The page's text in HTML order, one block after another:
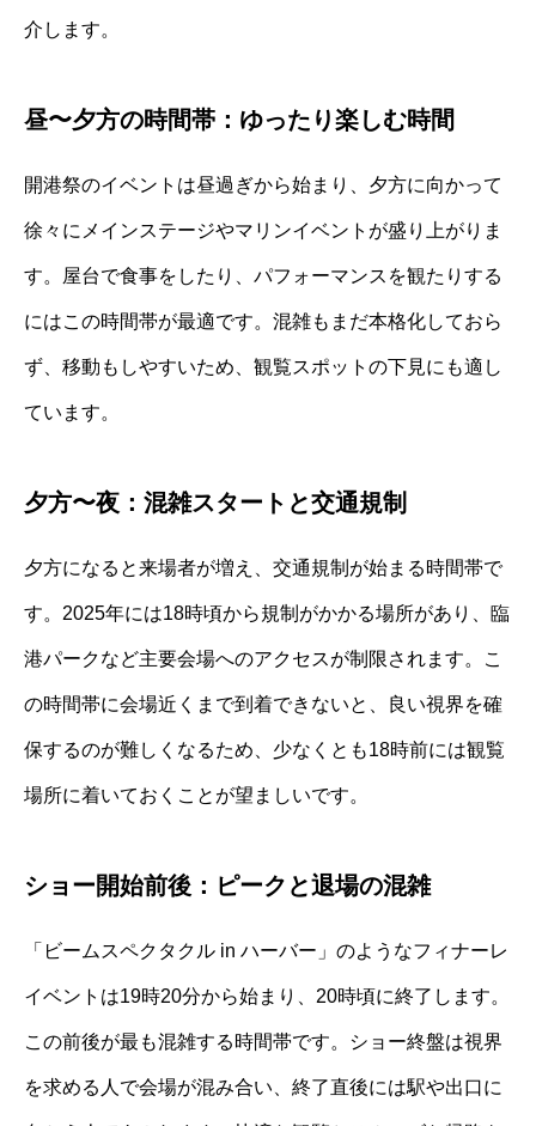
介します。
昼〜夕方の時間帯：ゆったり楽しむ時間
開港祭のイベントは昼過ぎから始まり、夕方に向かって
徐々にメインステージやマリンイベントが盛り上がりま
す。屋台で食事をしたり、パフォーマンスを観たりする
にはこの時間帯が最適です。混雑もまだ本格化しておら
ず、移動もしやすいため、観覧スポットの下見にも適し
ています。
夕方〜夜：混雑スタートと交通規制
夕方になると来場者が増え、交通規制が始まる時間帯で
す。2025年には18時頃から規制がかかる場所があり、臨
港パークなど主要会場へのアクセスが制限されます。こ
の時間帯に会場近くまで到着できないと、良い視界を確
保するのが難しくなるため、少なくとも18時前には観覧
場所に着いておくことが望ましいです。
ショー開始前後：ピークと退場の混雑
「ビームスペクタクル in ハーバー」のようなフィナーレ
イベントは19時20分から始まり、20時頃に終了します。
この前後が最も混雑する時間帯です。ショー終盤は視界
を求める人で会場が混み合い、終了直後には駅や出口に